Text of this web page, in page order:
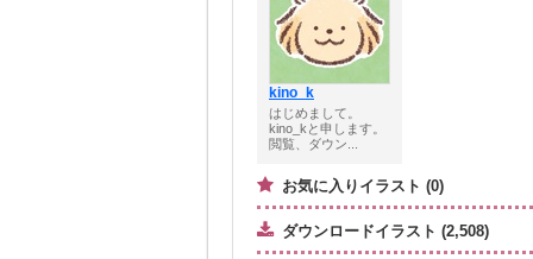
kino_k
はじめまして。
kino_kと申します。
閲覧、ダウン...
お気に入りイラスト (0)
ダウンロードイラスト (2,508)